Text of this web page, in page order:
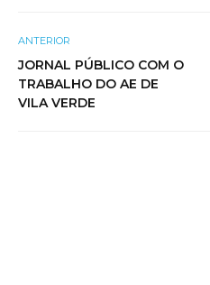
ANTERIOR
JORNAL PÚBLICO COM O
TRABALHO DO AE DE
VILA VERDE